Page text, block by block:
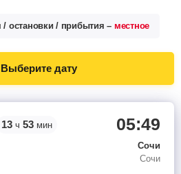
остановки / прибытия – местное
Выберите дату
13 ч 53 мин 05:49
Сочи
Сочи